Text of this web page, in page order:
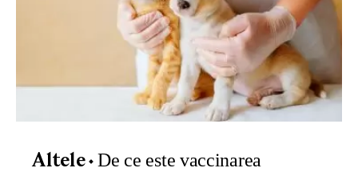
Altele
De ce este vaccinarea